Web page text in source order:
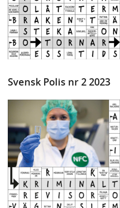
Svensk Polis nr 2 2023